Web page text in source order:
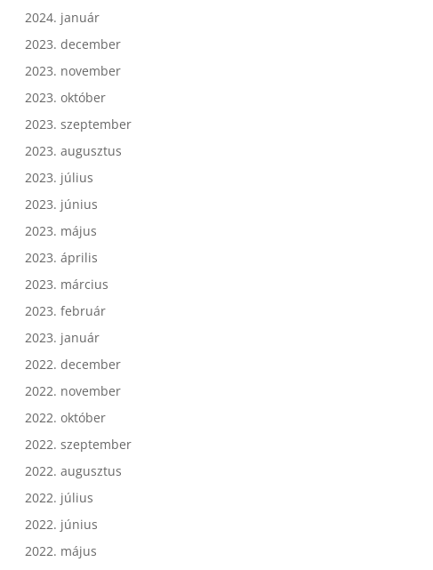
2024. január
2023. december
2023. november
2023. október
2023. szeptember
2023. augusztus
2023. július
2023. június
2023. május
2023. április
2023. március
2023. február
2023. január
2022. december
2022. november
2022. október
2022. szeptember
2022. augusztus
2022. július
2022. június
2022. május